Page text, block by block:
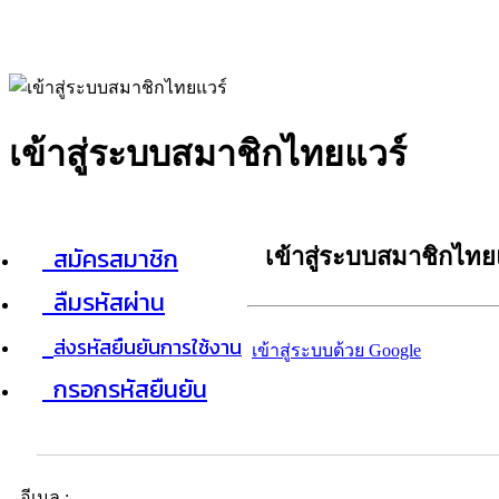
เข้าสู่ระบบสมาชิกไทยแวร์
สมัครสมาชิก
ลืมรหัสผ่าน
ส่งรหัสยืนยันการใช้งาน
กรอกรหัสยืนยัน
เข้าสู่ระบบสมาชิกไท
เข้าสู่ระบบด้วย Google